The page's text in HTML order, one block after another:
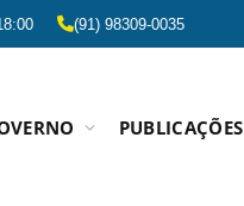
(91) 98309-0035
PUBLICAÇÕES